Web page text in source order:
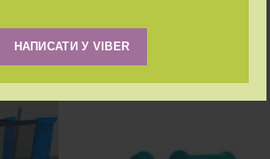
НАПИСАТИ У VIBER